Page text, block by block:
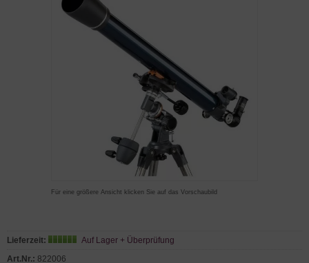
Für eine größere Ansicht klicken Sie auf das Vorschaubild
Lieferzeit:
Auf Lager + Überprüfung
Art.Nr.: 822006